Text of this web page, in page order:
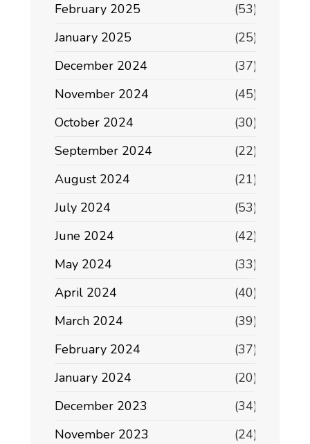
February 2025
(53)
January 2025
(25)
December 2024
(37)
November 2024
(45)
October 2024
(30)
September 2024
(22)
August 2024
(21)
July 2024
(53)
June 2024
(42)
May 2024
(33)
April 2024
(40)
March 2024
(39)
February 2024
(37)
January 2024
(20)
December 2023
(34)
November 2023
(24)